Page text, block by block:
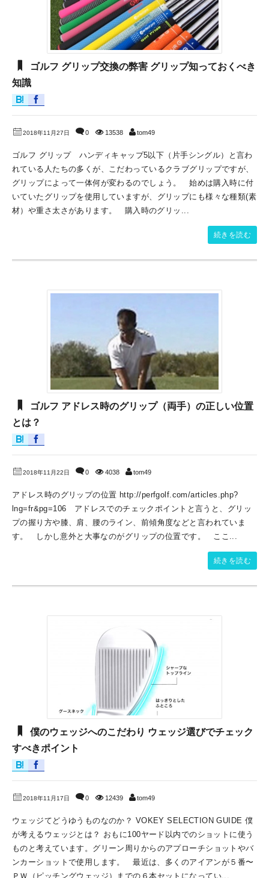
ゴルフ グリップ交換の弊害 グリップ知っておくべき
知識
2018年11月27日 0 13538 tom49
ゴルフ グリップ ハンディキャップ5以下（片手シングル）と言わ
れている人たちの多くが、こだわっているクラブグリップですが、
グリップによって一体何が変わるのでしょう。 始めは購入時に付
いていたグリップを使用していますが、グリップにも様々な種類(素
材）や重さ太さがあります。 購入時のグリッ...
続きを読む
ゴルフ アドレス時のグリップ（両手）の正しい位置
とは？
2018年11月22日 0 4038 tom49
アドレス時のグリップの位置 http://perfgolf.com/articles.php?
lng=fr&pg=106 アドレスでのチェックポイントと言うと、グリッ
プの握り方や膝、肩、腰のライン、前傾角度などと言われていま
す。 しかし意外と大事なのがグリップの位置です。 ここ...
続きを読む
僕のウェッジへのこだわり ウェッジ選びでチェック
すべきポイント
2018年11月17日 0 12439 tom49
ウェッジてどうゆうものなのか？ VOKEY SELECTION GUIDE 僕
が考えるウェッジとは？ おもに100ヤード以内でのショットに使う
ものと考えています。グリーン周りからのアプローチショットやバ
ンカーショットで使用します。 最近は、多くのアイアンが５番〜
ＰＷ（ピッチングウェッジ）までの６本セットになってい...